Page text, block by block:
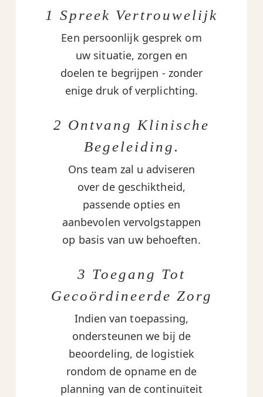
1 Spreek Vertrouwelijk
Een persoonlijk gesprek om
uw situatie, zorgen en
doelen te begrijpen - zonder
enige druk of verplichting.
2 Ontvang Klinische
Begeleiding.
Ons team zal u adviseren
over de geschiktheid,
passende opties en
aanbevolen vervolgstappen
op basis van uw behoeften.
3 Toegang Tot
Gecoördineerde Zorg
Indien van toepassing,
ondersteunen we bij de
beoordeling, de logistiek
rondom de opname en de
planning van de continuïteit